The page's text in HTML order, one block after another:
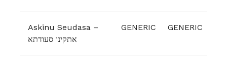
Askinu Seudasa –
אתקינו סעודתא
GENERIC GENERIC